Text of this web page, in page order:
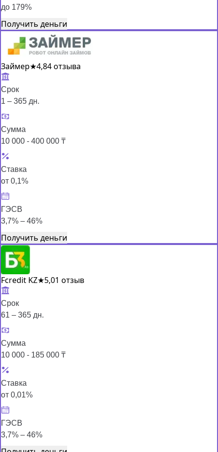
до 179%
Получить деньги
Займер★4,84 отзыва
Срок
1 – 365 дн.
Сумма
10 000 - 400 000 ₸
Ставка
от 0,1%
ГЭСВ
3,7% – 46%
Получить деньги
Fcredit KZ★5,01 отзыв
Срок
61 – 365 дн.
Сумма
10 000 - 185 000 ₸
Ставка
от 0,01%
ГЭСВ
3,7% – 46%